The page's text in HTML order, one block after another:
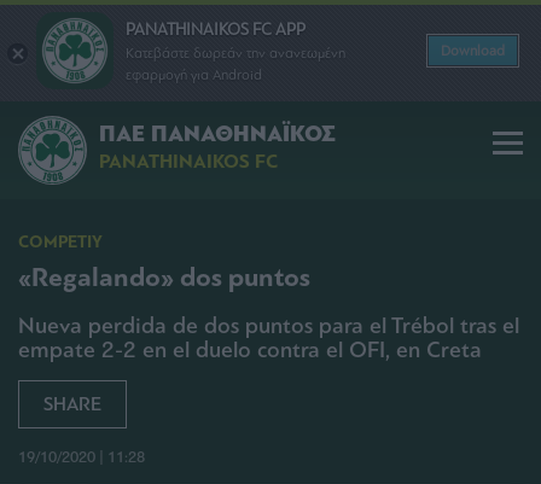
PANATHINAIKOS FC APP
Κατεβάστε δωρεάν την ανανεωμένη
εφαρμογή για Android
Download
ΠΑΕ ΠΑΝΑΘΗΝΑΪΚΟΣ
PANATHINAIKOS FC
COMPETIY
«Regalando» dos puntos
Nueva perdida de dos puntos para el Trébol tras el
empate 2-2 en el duelo contra el OFI, en Creta
SHARE
19/10/2020 | 11:28